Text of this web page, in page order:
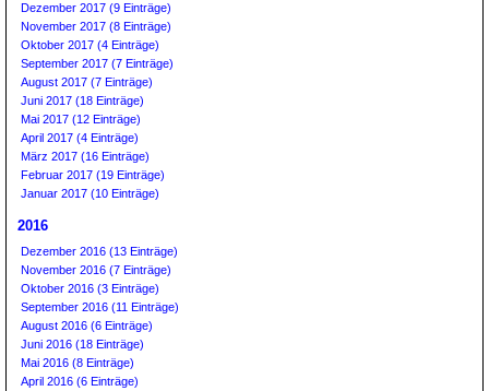
Dezember 2017 (9 Einträge)
November 2017 (8 Einträge)
Oktober 2017 (4 Einträge)
September 2017 (7 Einträge)
August 2017 (7 Einträge)
Juni 2017 (18 Einträge)
Mai 2017 (12 Einträge)
April 2017 (4 Einträge)
März 2017 (16 Einträge)
Februar 2017 (19 Einträge)
Januar 2017 (10 Einträge)
2016
Dezember 2016 (13 Einträge)
November 2016 (7 Einträge)
Oktober 2016 (3 Einträge)
September 2016 (11 Einträge)
August 2016 (6 Einträge)
Juni 2016 (18 Einträge)
Mai 2016 (8 Einträge)
April 2016 (6 Einträge)